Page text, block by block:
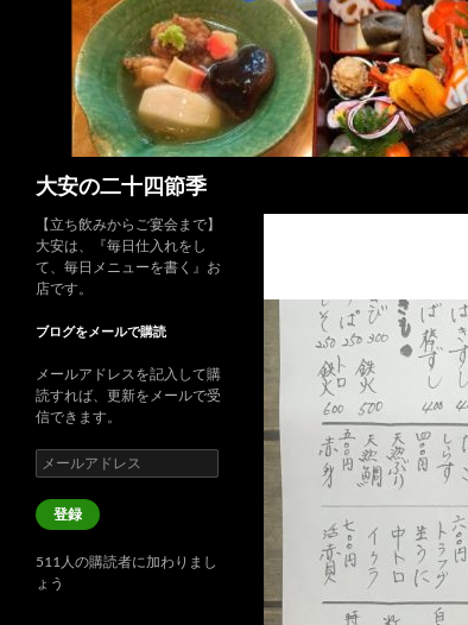
大安の二十四節季
【立ち飲みからご宴会まで】
大安は、『毎日仕入れをし
て、毎日メニューを書く』お
店です。
ブログをメールで購読
メールアドレスを記入して購
読すれば、更新をメールで受
信できます。
メ
ー
ル
ア
レ
ス
登録
511人の購読者に加わりまし
ょう